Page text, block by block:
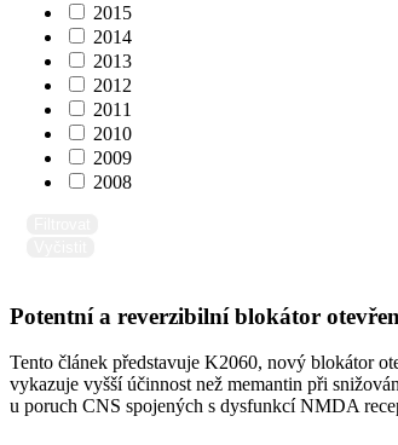
2015
2014
2013
2012
2011
2010
2009
2008
Potentní a reverzibilní blokátor
Tento článek představuje K2060, nový blokátor
vykazuje vyšší účinnost než memantin při
u poruch CNS spojených s dysfunkcí NMDA